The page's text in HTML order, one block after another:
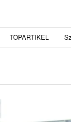
TOPARTIKEL